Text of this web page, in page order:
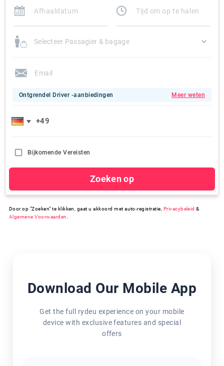
Selecteer Passagier & bagage
Ontgrendel Driver -aanbiedingen Meer weten
Bijkomende Vereisten
Zoeken op
Door op "Zoeken" te klikken, gaat u akkoord met auto-registratie, Privacybeleid &
Algemene Voorwaarden
Download Our Mobile App
Get the full rydeu experience on your mobile
device with exclusive features and special
offers